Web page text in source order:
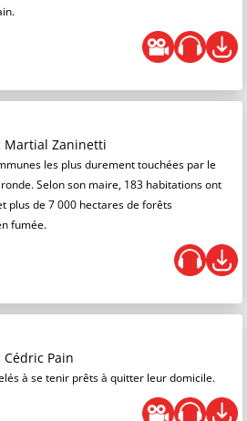
Martial Zaninetti
les plus durement touchées par le
Selon son maire, 183 habitations ont
plus de 7 000 hectares de forêts
fumée.
Cédric Pain
à se tenir prêts à quitter leur domicile.